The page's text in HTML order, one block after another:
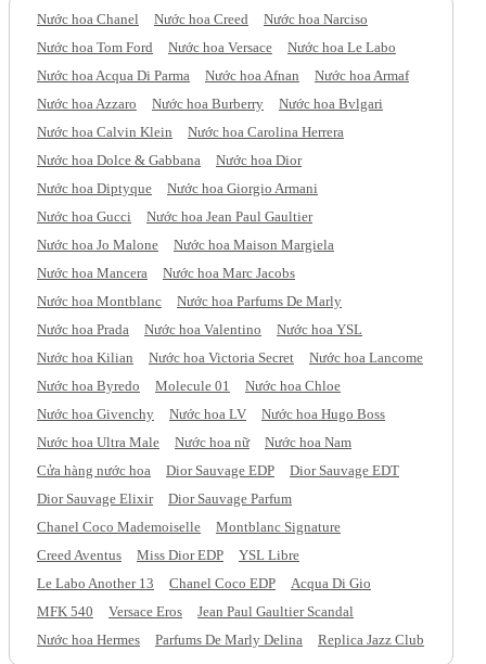
Nước hoa Chanel Nước hoa Creed
Nước hoa Narciso
Nước hoa Tom Ford
Nước hoa Versace
Nước hoa Le Labo
Nước hoa Acqua Di Parma
Nước hoa Afnan
Nước hoa Armaf
Nước hoa Azzaro
Nước hoa Burberry
Nước hoa Bvlgari
Nước hoa Calvin Klein
Nước hoa Carolina Herrera
Nước hoa Dolce & Gabbana
Nước hoa Dior
Nước hoa Diptyque
Nước hoa Giorgio Armani
Nước hoa Gucci
Nước hoa Jean Paul Gaultier
Nước hoa Jo Malone
Nước hoa Maison Margiela
Nước hoa Mancera
Nước hoa Marc Jacobs
Nước hoa Montblanc
Nước hoa Parfums De Marly
Nước hoa Prada
Nước hoa Valentino
Nước hoa YSL
Nước hoa Kilian
Nước hoa Victoria Secret
Nước hoa Lancome
Nước hoa Byredo
Molecule 01
Nước hoa Chloe
Nước hoa Givenchy
Nước hoa LV
Nước hoa Hugo Boss
Nước hoa Ultra Male
Nước hoa nữ
Nước hoa Nam
Cửa hàng nước hoa
Dior Sauvage EDP
Dior Sauvage EDT
Dior Sauvage Elixir
Dior Sauvage Parfum
Chanel Coco Mademoiselle
Montblanc Signature
Creed Aventus
Miss Dior EDP
YSL Libre
Le Labo Another 13
Chanel Coco EDP
Acqua Di Gio
MFK 540
Versace Eros
Jean Paul Gaultier Scandal
Nước hoa Hermes
Parfums De Marly Delina Replica Jazz Club